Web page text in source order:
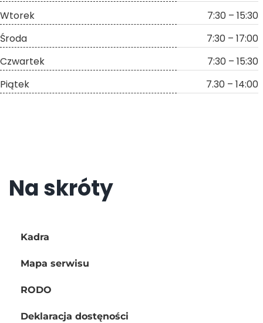
Wtorek
7:30 – 15:30
Środa
7:30 – 17:00
Czwartek
7:30 – 15:30
Piątek
7.30 – 14:00
Na skróty
Kadra
Mapa serwisu
RODO
Deklaracja dostęności